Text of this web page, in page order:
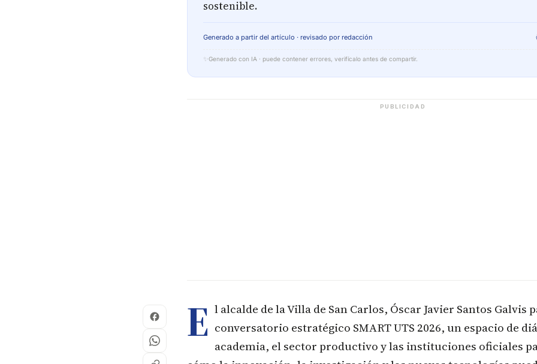
sostenible.
Generado a partir del artículo · revisado por redacción
✨ Generado con IA · puede contener errores, verifícalo antes de compartir.
PUBLICIDAD
E l alcalde de la Villa de San Carlos, Óscar Javier Santos Galvis
conversatorio estratégico SMART UTS 2026, un espacio de
academia, el sector productivo y las instituciones oficiales